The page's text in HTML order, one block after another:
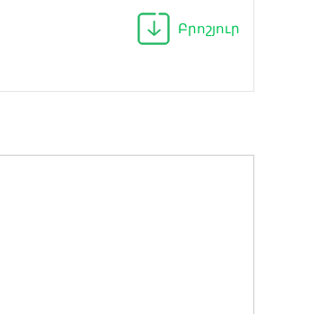
Բրոշյուր